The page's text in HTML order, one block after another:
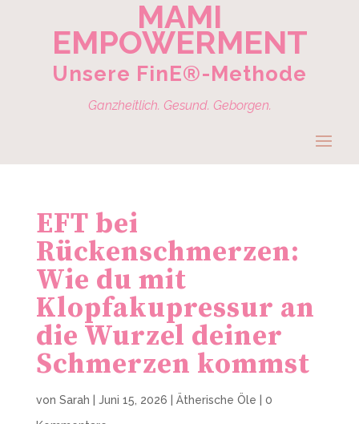
MAMI
EMPOWERMENT
Unsere FinE®-Methode
Ganzheitlich. Gesund. Geborgen.
EFT bei
Rückenschmerzen:
Wie du mit
Klopfakupressur an
die Wurzel deiner
Schmerzen kommst
von Sarah Juni 15, 2026 Ätherische Öle
0